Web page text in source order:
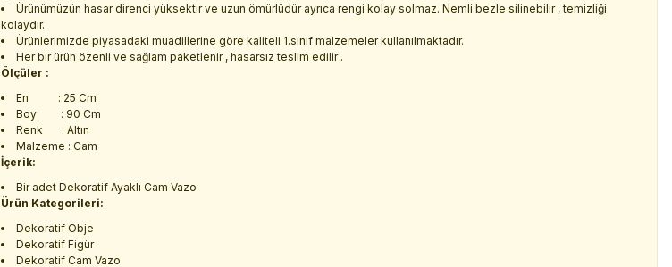
Ürünümüzün hasar direnci yüksektir ve uzun ömürlüdür ayrıca rengi kolay solmaz. Nemli bezle silinebilir , temizliği
kolaydır.
Ürünlerimizde piyasadaki muadillerine göre kaliteli 1.sınıf malzemeler kullanılmaktadır.
Her bir ürün özenli ve sağlam paketlenir , hasarsız teslim edilir .
Ölçüler :
En : 25 Cm
Boy : 90 Cm
Renk : Altın
Malzeme : Cam
İçerik:
Bir adet Dekoratif Ayaklı Cam Vazo
Ürün Kategorileri:
Dekoratif Obje
Dekoratif Figür
Dekoratif Cam Vazo